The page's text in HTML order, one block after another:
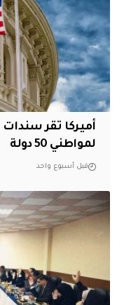
لمواطني 50 دولة
قبل أسبوع واحد